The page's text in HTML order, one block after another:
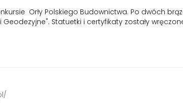
Orły Polskiego Budownictwa. Po dwóch
Statuetki i certyfikaty zostały